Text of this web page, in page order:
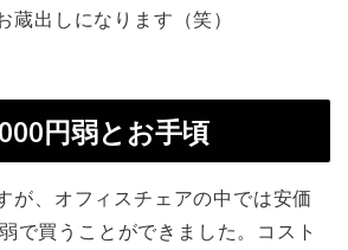
蔵出しになります（笑）
円弱とお手頃
が、オフィスチェアの中では安価
で買うことができました。コスト